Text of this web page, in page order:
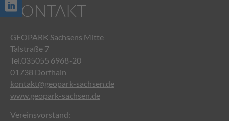
KONTAKT
GEOPARK Sachsens Mitte
Talstraße 7
Tel.035055 6968-20
01738 Dorfhain
kontakt@geopark-sachsen.de
www.geopark-sachsen.de
Vereinsvorstand: